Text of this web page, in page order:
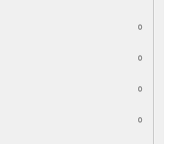
0
0
0
0